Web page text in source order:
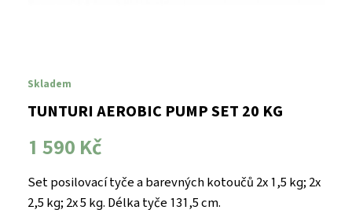
Skladem
TUNTURI AEROBIC PUMP SET 20 KG
1 590 Kč
Set posilovací tyče a barevných kotoučů 2x 1,5 kg; 2x
2,5 kg; 2x 5 kg. Délka tyče 131,5 cm.